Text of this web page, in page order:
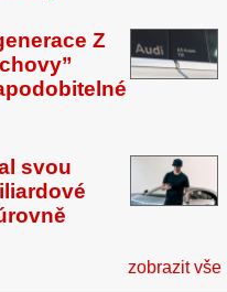
Z
svou
zobrazit vše